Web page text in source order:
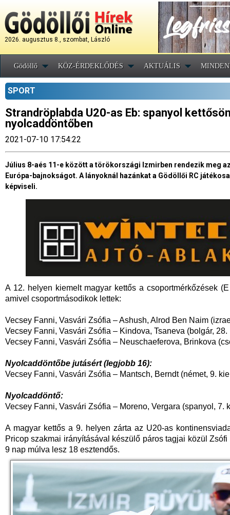
2026. augusztus 8., szombat, László
Gödöllő KÖZ-ÉRDEKLŐDÉS AKTUÁLIS
SPORT
Strandröplabda U20-as Eb: spanyol
nyolcaddöntőben
2021-07-10 17:54:22
Július 8-aés 11-e között a törökországi Izmirben rendezik meg
Európa-bajnokságot. A lányoknál hazánkat a Gödöllői RC
képviseli.
A 12. helyen kiemelt magyar kettős a csoportmérkőzések
amivel csoportmásodikok lettek:
Vecsey Fanni, Vasvári Zsófia – Ashush, Alrod Ben Naim
Vecsey Fanni, Vasvári Zsófia – Kindova, Tsaneva (bolgár,
Vecsey Fanni, Vasvári Zsófia – Neuschaeferova, Brinkova
Nyolcaddöntőbe jutásért (legjobb 16):
Vecsey Fanni, Vasvári Zsófia – Mantsch, Berndt (német, 9.
Nyolcaddöntő:
Vecsey Fanni, Vasvári Zsófia – Moreno, Vergara (spanyol, 7.
A magyar kettős a 9. helyen zárta az U20-as
Pricop szakmai irányításával készülő páros tagjai közül
9 nap múlva lesz 18 esztendős.